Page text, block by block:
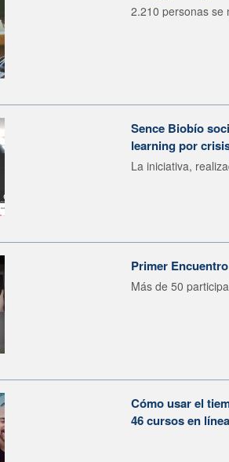
2.210 personas se
Sence Biobío
learning por
La iniciativa,
Primer
Más de 50
Cómo usar el
46 cursos en